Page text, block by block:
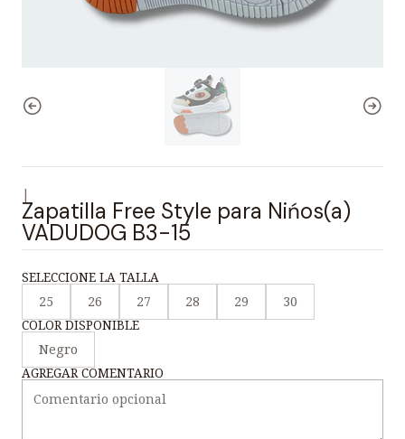
Zapatilla Free Style para Nińos(a)
VADUDOG B3-15
SELECCIONE LA TALLA
25
26 27 28 29
30
COLOR DISPONIBLE
Negro
AGREGAR COMENTARIO